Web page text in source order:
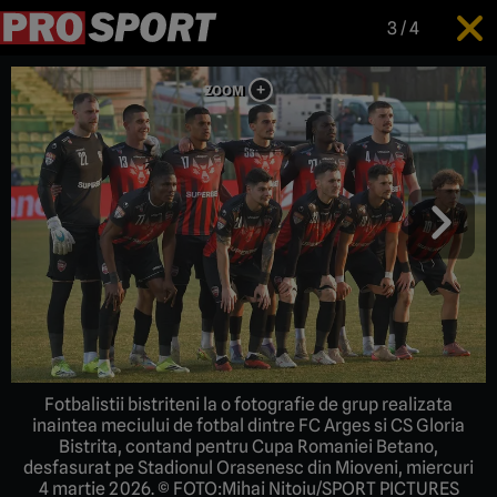
3 /4
Fotbalistii bistriteni la o fotografie de grup realizata
inaintea meciului de fotbal dintre FC Arges si CS Gloria
Bistrita, contand pentru Cupa Romaniei Betano,
desfasurat pe Stadionul Orasenesc din Mioveni, miercuri
4 martie 2026. © FOTO:Mihai Nitoiu/SPORT PICTURES